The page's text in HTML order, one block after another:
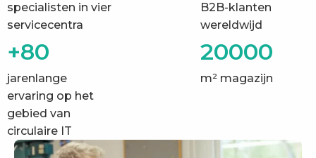
specialisten in vier
servicecentra
B2B-klanten
wereldwijd
+80
jarenlange
ervaring op het
gebied van
circulaire IT
20000
m² magazijn